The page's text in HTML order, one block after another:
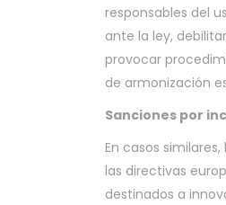
responsables del
ante la ley,
provocar
de armonización
Sanciones por
En casos
las directivas
destinados a